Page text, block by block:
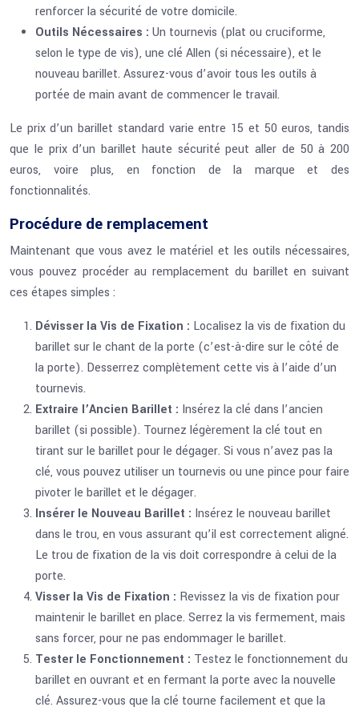
renforcer la sécurité de votre domicile.
Outils Nécessaires : Un tournevis (plat ou cruciforme,
selon le type de vis), une clé Allen (si nécessaire), et le
nouveau barillet. Assurez-vous d’avoir tous les outils à
portée de main avant de commencer le travail.
Le prix d’un barillet standard varie entre 15 et 50 euros, tandis
que le prix d’un barillet haute sécurité peut aller de 50 à 200
euros, voire plus, en fonction de la marque et des
fonctionnalités.
Procédure de remplacement
Maintenant que vous avez le matériel et les outils nécessaires,
vous pouvez procéder au remplacement du barillet en suivant
ces étapes simples :
Dévisser la Vis de Fixation : Localisez la vis de fixation du
barillet sur le chant de la porte (c’est-à-dire sur le côté de
la porte). Desserrez complètement cette vis à l’aide d’un
tournevis.
Extraire l’Ancien Barillet : Insérez la clé dans l’ancien
barillet (si possible). Tournez légèrement la clé tout en
tirant sur le barillet pour le dégager. Si vous n’avez pas la
clé, vous pouvez utiliser un tournevis ou une pince pour faire
pivoter le barillet et le dégager.
Insérer le Nouveau Barillet : Insérez le nouveau barillet
dans le trou, en vous assurant qu’il est correctement aligné.
Le trou de fixation de la vis doit correspondre à celui de la
porte.
Visser la Vis de Fixation : Revissez la vis de fixation pour
maintenir le barillet en place. Serrez la vis fermement, mais
sans forcer, pour ne pas endommager le barillet.
Tester le Fonctionnement : Testez le fonctionnement du
barillet en ouvrant et en fermant la porte avec la nouvelle
clé. Assurez-vous que la clé tourne facilement et que la